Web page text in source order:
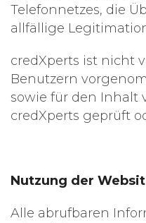
Telefonnetzes, die
allfällige
credXperts ist nicht
Benutzern
sowie für den Inhalt
credXperts geprüft
Nutzung der
Alle abrufbaren